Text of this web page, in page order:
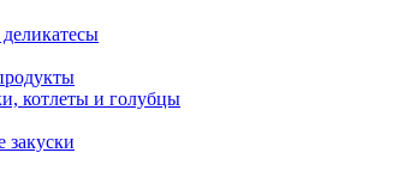
котлеты и голубцы
закуски